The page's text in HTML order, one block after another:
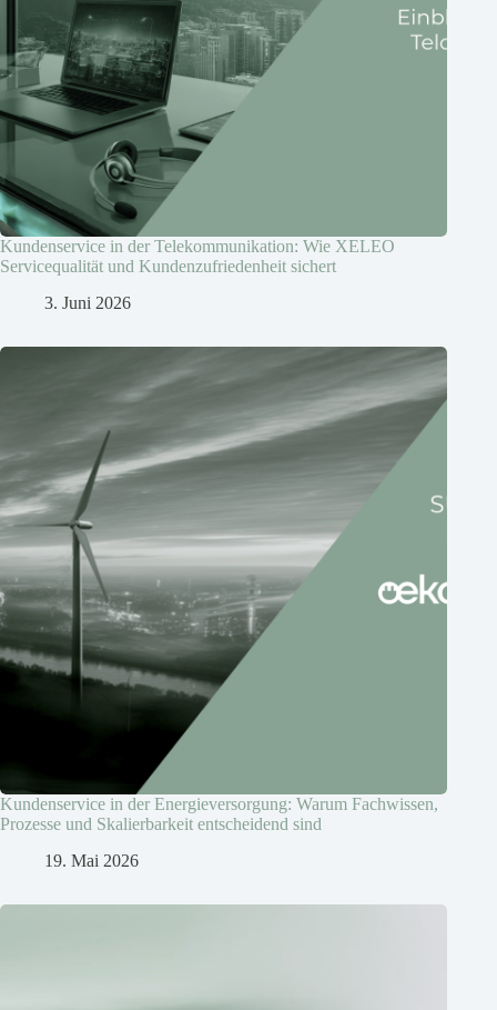
Kundenservice in der Telekommunikation: Wie XELEO
Servicequalität und Kundenzufriedenheit sichert
3. Juni 2026
Kundenservice in der Energieversorgung: Warum Fachwissen,
Prozesse und Skalierbarkeit entscheidend sind
19. Mai 2026